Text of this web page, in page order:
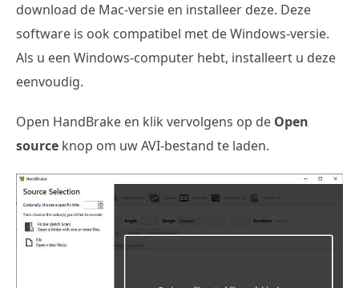
download de Mac-versie en installeer deze. Deze
software is ook compatibel met de Windows-versie.
Als u een Windows-computer hebt, installeert u deze
eenvoudig.
Open HandBrake en klik vervolgens op de Open
source knop om uw AVI-bestand te laden.